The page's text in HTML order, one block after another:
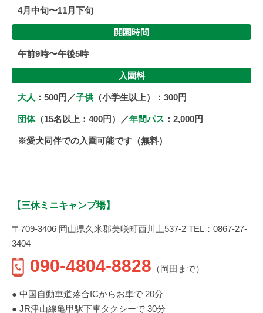
4月中旬〜11月下旬
開園時間
午前9時〜午後5時
入園料
大人 ：500円／子供（小学生以上）：300円
団体（15名以上：400円）／年間パス ：2,000円
※愛犬同伴での入園可能です（無料）
【三休ミニキャンプ場】
〒709-3406 岡山県久米郡美咲町西川上537-2 TEL：0867-27-
3404
090-4804-8828 （岡田まで）
● 中国自動車道落合ICからお車で 20分
● JR津山線亀甲駅下車タクシーで 30分